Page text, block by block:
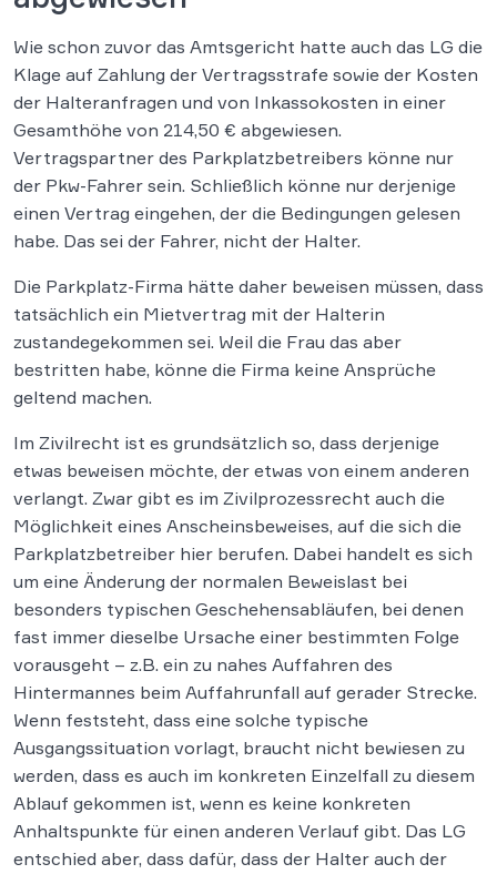
Wie schon zuvor das Amtsgericht hatte auch das LG die
Klage auf Zahlung der Vertragsstrafe sowie der Kosten
der Halteranfragen und von Inkassokosten in einer
Gesamthöhe von 214,50 € abgewiesen.
Vertragspartner des Parkplatzbetreibers könne nur
der Pkw-Fahrer sein. Schließlich könne nur derjenige
einen Vertrag eingehen, der die Bedingungen gelesen
habe. Das sei der Fahrer, nicht der Halter.
Die Parkplatz-Firma hätte daher beweisen müssen, dass
tatsächlich ein Mietvertrag mit der Halterin
zustandegekommen sei. Weil die Frau das aber
bestritten habe, könne die Firma keine Ansprüche
geltend machen.
Im Zivilrecht ist es grundsätzlich so, dass derjenige
etwas beweisen möchte, der etwas von einem anderen
verlangt. Zwar gibt es im Zivilprozessrecht auch die
Möglichkeit eines Anscheinsbeweises, auf die sich die
Parkplatzbetreiber hier berufen. Dabei handelt es sich
um eine Änderung der normalen Beweislast bei
besonders typischen Geschehensabläufen, bei denen
fast immer dieselbe Ursache einer bestimmten Folge
vorausgeht – z.B. ein zu nahes Auffahren des
Hintermannes beim Auffahrunfall auf gerader Strecke.
Wenn feststeht, dass eine solche typische
Ausgangssituation vorlagt, braucht nicht bewiesen zu
werden, dass es auch im konkreten Einzelfall zu diesem
Ablauf gekommen ist, wenn es keine konkreten
Anhaltspunkte für einen anderen Verlauf gibt. Das LG
entschied aber, dass dafür, dass der Halter auch der